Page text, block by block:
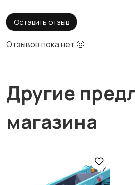
Оставить отзыв
Отзывов пока нет 🥴
Другие
магазина